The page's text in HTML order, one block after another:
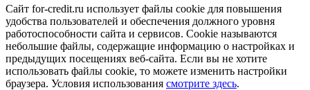
Сайт for-credit.ru использует файлы cookie для повышения
удобства пользователей и обеспечения должного уровня
работоспособности сайта и сервисов. Cookie называются
небольшие файлы, содержащие информацию о настройках и
предыдущих посещениях веб-сайта. Если вы не хотите
использовать файлы cookie, то можете изменить настройки
браузера. Условия использования смотрите здесь.